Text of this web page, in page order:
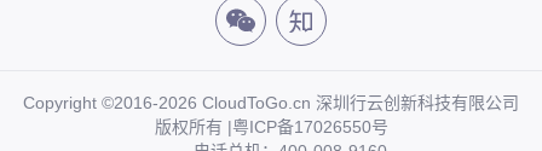
Copyright ©2016-2026 CloudToGo.cn 深圳行云创新科技有限公司
版权所有 |粤ICP备17026550号